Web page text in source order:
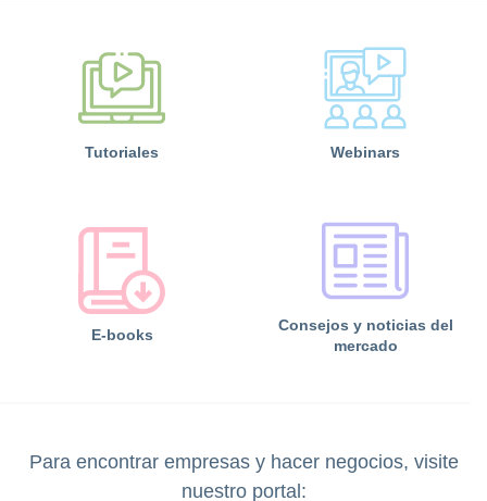
Tutoriales Webinars
E-books
Consejos y noticias del
mercado
Para encontrar empresas y hacer negocios, visite
nuestro portal: